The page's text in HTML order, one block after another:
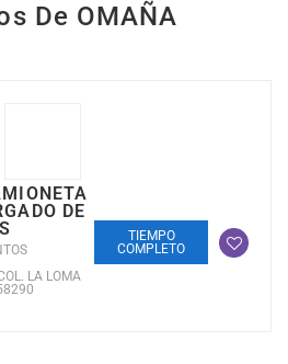
De OMAÑA
DE
LA LOMA
TIEMPO
COMPLETO